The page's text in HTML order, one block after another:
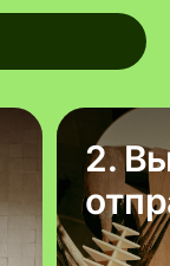
2.